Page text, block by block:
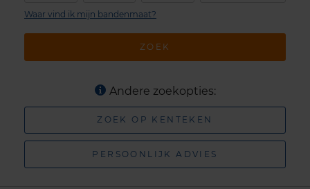
ZOEK
Waar vind ik mijn bandenmaat?
Andere zoekopties:
ZOEK OP KENTEKEN
PERSOONLIJK ADVIES